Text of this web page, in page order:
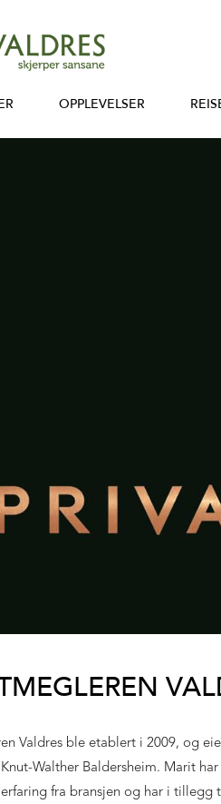
OPPLEVELSER
Valdres ble etablert i 2009, og
Walther Baldersheim. Marit
erfaring fra bransjen og har i